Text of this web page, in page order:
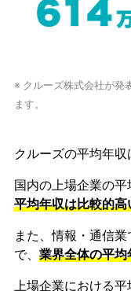
※ クルーズ株式会社が発
ます。
クルーズの平均年収
国内の上場企業の平
平均年収は比較的
また、情報・通信
で、 業界全体の平
上場企業における